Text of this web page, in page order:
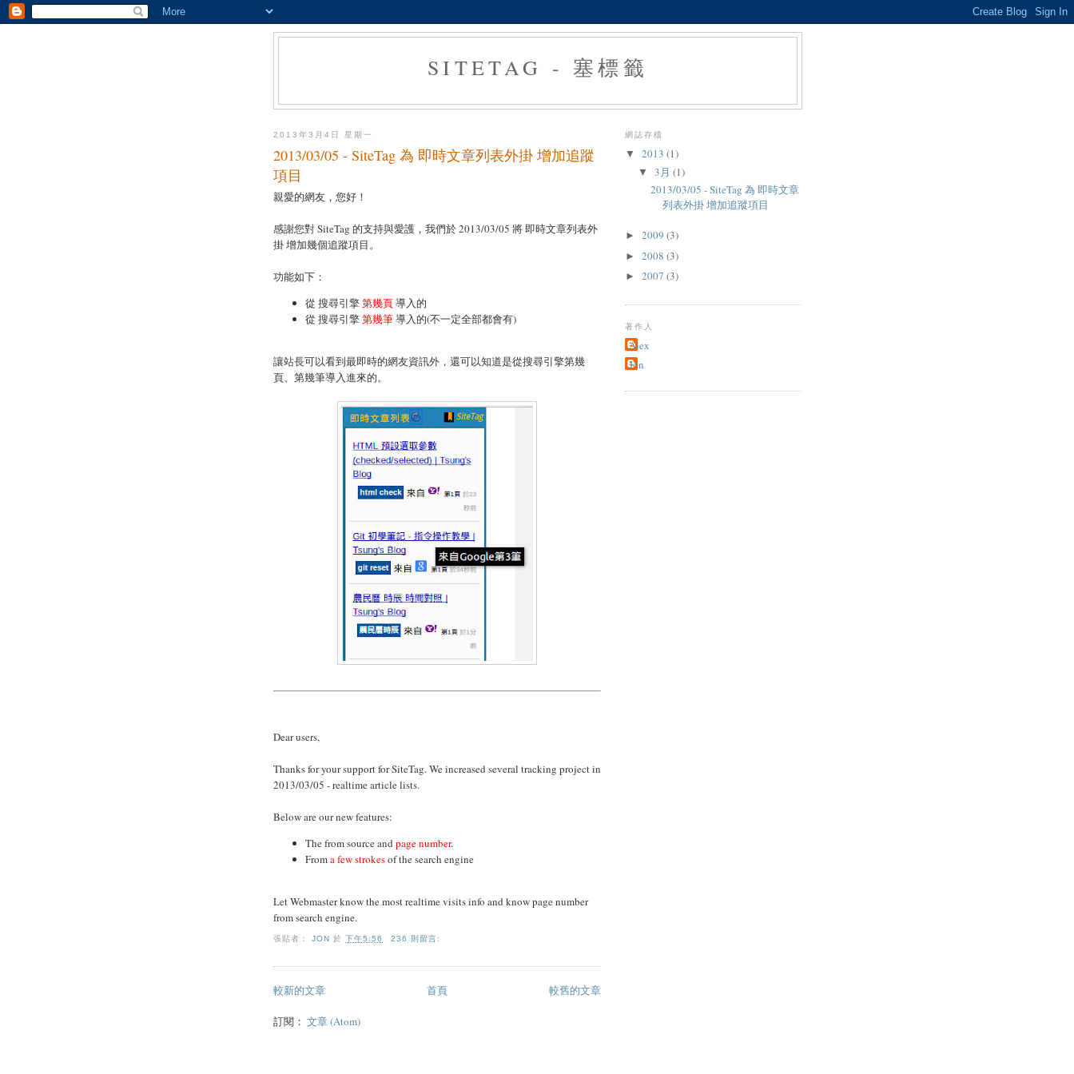
SITETAG - 塞標籤
2013年3月4日 星期一
2013/03/05 - SiteTag 為 即時文章列表外掛 增加追蹤
項目
親愛的網友，您好！
感謝您對 SiteTag 的支持與愛護，我們於 2013/03/05 將 即時文章列表外
掛 增加幾個追蹤項目。
功能如下：
從 搜尋引擎第幾頁導入的
從 搜尋引擎第幾筆導入的(不一定全部都會有)
讓站長可以看到最即時的網友資訊外，還可以知道是從搜尋引擎第幾
頁、第幾筆導入進來的。
Dear users,
Thanks for your support for SiteTag. We increased several tracking project in
2013/03/05 - realtime article lists.
Below are our new features:
The from source and page number.
Froma few strokesof the search engine
Let Webmaster know the most realtime visits info and know page number
from search engine.
張貼者：JON 於下午5:56 236 則留言:
較新的文章 較舊的文章
首頁
訂閱： 文章 (Atom)
網誌存檔
▼ 2013 (1)
▼ 3月 (1)
2013/03/05 - SiteTag 為 即時文章
列表外掛 增加追蹤項目
► 2009 (3)
► 2008 (3)
► 2007 (3)
著作人
Alex
Jon